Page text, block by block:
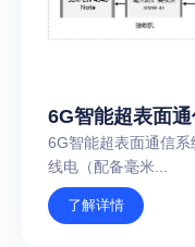
6G智能超表面
6G智能超表面通信
线电（配备毫米...
了解详情